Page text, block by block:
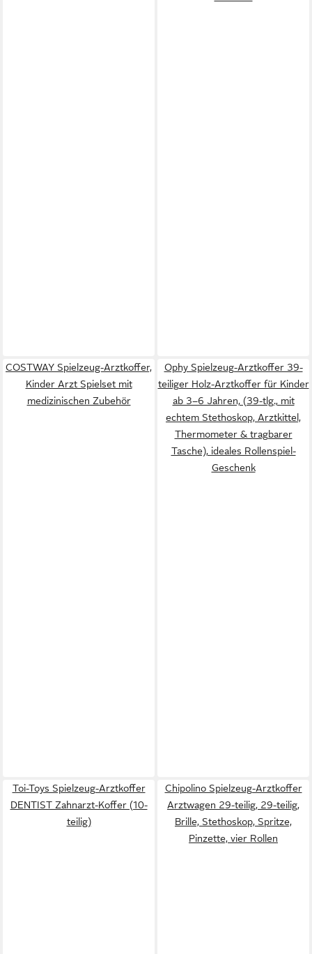
COSTWAY Spielzeug-Arztkoffer,
Kinder Arzt Spielset mit
medizinischen Zubehör
Ophy Spielzeug-Arztkoffer 39-
teiliger Holz-Arztkoffer für Kinder
ab 3–6 Jahren, (39-tlg., mit
echtem Stethoskop, Arztkittel,
Thermometer & tragbarer
Tasche), ideales Rollenspiel-
Geschenk
Toi-Toys Spielzeug-Arztkoffer
DENTIST Zahnarzt-Koffer (10-
teilig)
Chipolino Spielzeug-Arztkoffer
Arztwagen 29-teilig, 29-teilig,
Brille, Stethoskop, Spritze,
Pinzette, vier Rollen